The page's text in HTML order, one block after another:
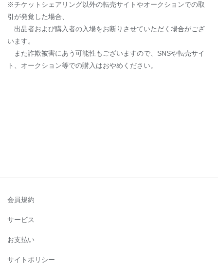
※チケットシェアリング以外の転売サイトやオークションでの取
引が発覚した場合、
出品者および購入者の入場をお断りさせていただく場合がござ
います。
また詐欺被害にあう可能性もございますので、SNSや転売サイ
ト、オークション等での購入はおやめください。
会員規約
サービス
お支払い
サイトポリシー